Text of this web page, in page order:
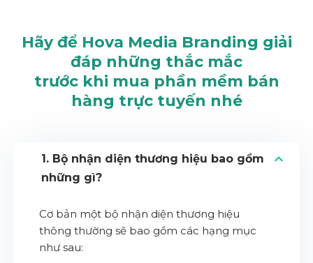
Hãy để Hova Media Branding giải
đáp những thắc mắc
trước khi mua phần mềm bán
hàng trực tuyến nhé
1. Bộ nhận diện thương hiệu bao gồm
những gì?
Cơ bản một bộ nhận diện thương hiệu
thông thường sẽ bao gồm các hạng mục
như sau: